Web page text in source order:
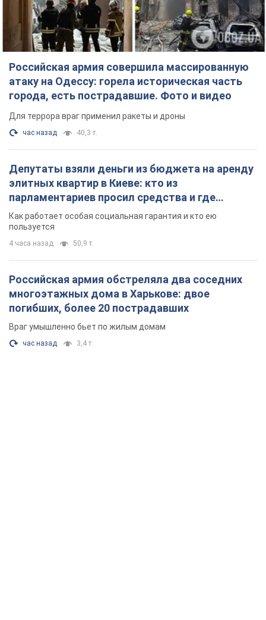
Депутаты взяли деньги из бюджета на аренду
элитных квартир в Киеве: кто из
парламентариев просил средства и где
Как работает особая социальная гарантия и кто ею
пользуется
4 часа назад 50,9 т.
многоэтажных дома в Харькове: двое
погибших, более 20 пострадавших
Враг умышленно бьет по жилым домам
час назад 3,4 т.